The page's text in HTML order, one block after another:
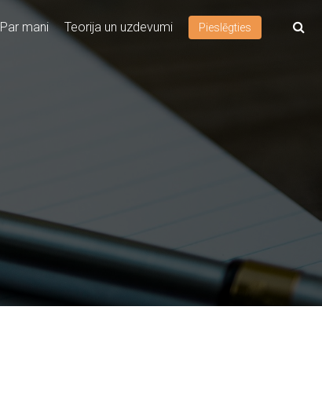
Par mani Teorija un uzdevumi Pieslēgties